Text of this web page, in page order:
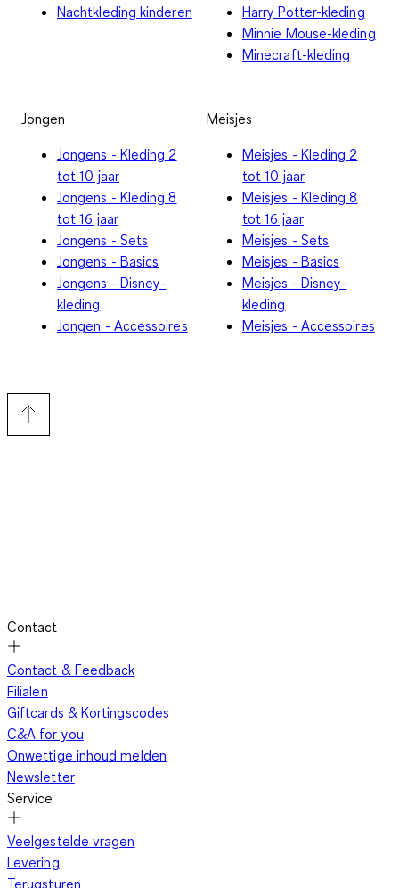
Nachtkleding kinderen
Harry Potter-kleding
Minnie Mouse-kleding
Minecraft-kleding
Jongen
Jongens - Kleding 2
tot 10 jaar
Jongens - Kleding 8
tot 16 jaar
Jongens - Sets
Jongens - Basics
Jongens - Disney-
kleding
Jongen - Accessoires
Meisjes
Meisjes - Kleding 2
tot 10 jaar
Meisjes - Kleding 8
tot 16 jaar
Meisjes - Sets
Meisjes - Basics
Meisjes - Disney-
kleding
Meisjes - Accessoires
Contact
Contact & Feedback
Filialen
Giftcards & Kortingscodes
C&A for you
Onwettige inhoud melden
Newsletter
Service
Veelgestelde vragen
Levering
Terugsturen